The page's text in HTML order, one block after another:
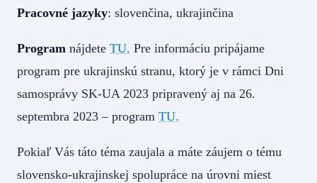
Pracovné jazyky: slovenčina, ukrajinčina
Program nájdete TU. Pre informáciu pripájame
program pre ukrajinskú stranu, ktorý je v rámci Dni
samosprávy SK-UA 2023 pripravený aj na 26.
septembra 2023 – program TU.
Pokiaľ Vás táto téma zaujala a máte záujem o tému
slovensko-ukrajinskej spolupráce na úrovni miest